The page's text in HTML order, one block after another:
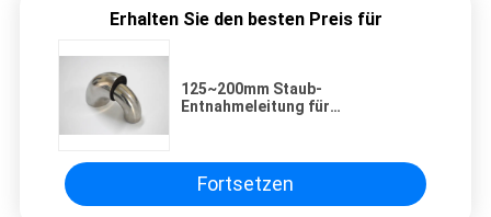
Erhalten Sie den besten Preis für
125~200mm Staub-
Entnahmeleitung für
Fortsetzen